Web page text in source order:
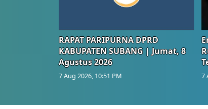
RAPAT PARIPURNA DPRD
KABUPATEN SUBANG | Jumat, 8
Agustus 2026
7 Aug 2026, 10:51 PM 7